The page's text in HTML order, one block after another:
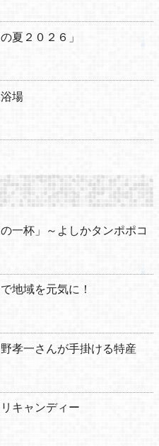
夏２０２６」
場
一杯」～よしかタンポポコ
地域を元気に！
孝一さんが手掛ける特産
キャンディー